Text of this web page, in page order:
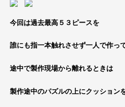
今回は過去最高５３ピースを
誰にも指一本触れさせず一人で作っ
途中で製作現場から離れるときは
製作途中のパズルの上にクッション